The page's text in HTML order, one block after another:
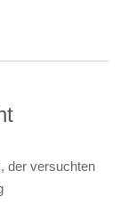
der versuchten